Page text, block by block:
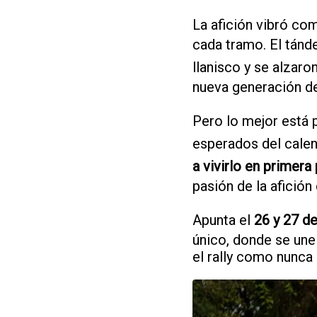
La afición vibró
cada tramo. El
llanisco y se
nueva generación
Pero lo mejor está
esperados del
a vivirlo en primera
pasión de la
Apunta el 26 y 27
único, donde se
el rally como nunca